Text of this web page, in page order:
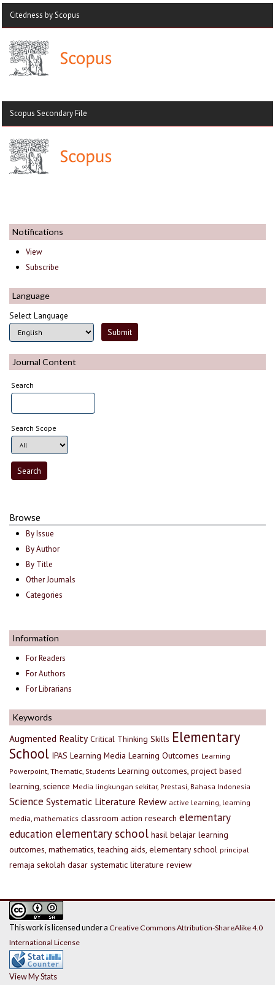
Citedness by Scopus
Scopus Secondary File
Notifications
View
Subscribe
Language
Select Language
Journal Content
Search
Search Scope
Browse
By Issue
By Author
By Title
Other Journals
Categories
Information
For Readers
For Authors
For Librarians
Keywords
Augmented Reality Critical Thinking Skills Elementary
School IPAS Learning Media Learning Outcomes Learning
Powerpoint, Thematic, Students Learning outcomes, project based
learning, science Media lingkungan sekitar, Prestasi, Bahasa Indonesia
Science Systematic Literature Review active learning, learning
media, mathematics classroom action research elementary
education elementary school hasil belajar learning
outcomes, mathematics, teaching aids, elementary school principal
remaja sekolah dasar systematic literature review
This work is licensed under a Creative Commons Attribution-ShareAlike 4.0
International License
View My Stats